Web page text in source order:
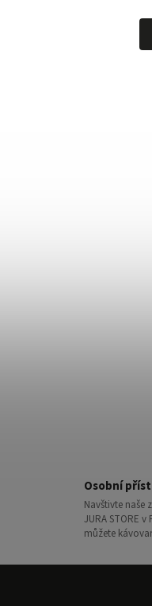
Osobní
Navštivte naše
JURA STORE v
můžete